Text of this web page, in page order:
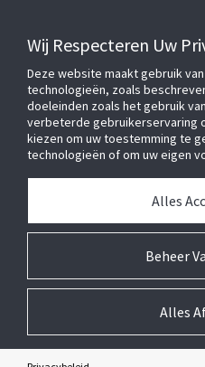
CYBER SOLUTIONS
OPENBLUE
SLIMME GEBOUWEN
Wij Respecteren Uw
Deze website maakt gebruik
technologieën, zoals
doeleinden zoals het gebruik
verbeterde gebruikerservaring
kiezen om uw toestemming te
technologieën of om uw eigen
Beheer
Alles
Alles
Cookie Voorkeursinstellingen